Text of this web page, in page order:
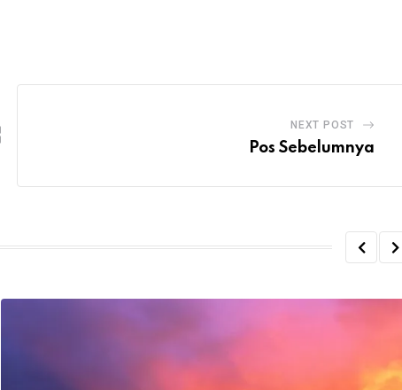
NEXT POST
Pos Sebelumnya